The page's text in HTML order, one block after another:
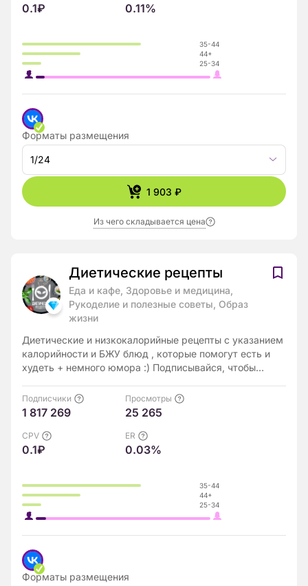
35-44
44+
25-34
0.1₽ 0.11%
Форматы размещения
1/24
1 903 ₽
Из чего складывается цена
Диетические рецепты
Еда и кафе, Здоровье и медицина,
Рукоделие и полезные советы, Образ
жизни
Диетические и низкокалорийные рецепты с указанием
калорийности и БЖУ блюд , которые помогут есть и
худеть + немного юмора :) Подписывайся, чтобы
35-44
44+
25-34
Подписчики
1 817 269
Просмотры
25 265
CPV
0.1₽
ER
0.03%
Форматы размещения